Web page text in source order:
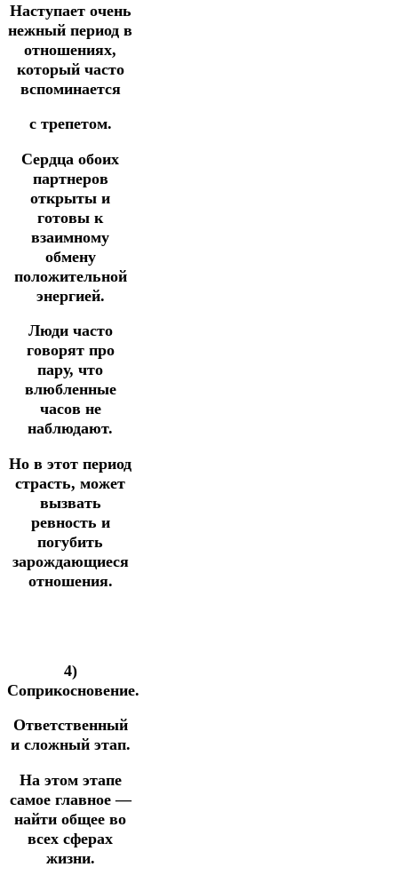
Наступает очень
нежный период в
отношениях,
который часто
вспоминается
с трепетом.
Сердца обоих
партнеров
открыты и
готовы к
взаимному
обмену
положительной
энергией.
Люди часто
говорят про
пару, что
влюбленные
часов не
наблюдают.
Но в этот период
страсть, может
вызвать
ревность и
погубить
зарождающиеся
отношения.
4)
Соприкосновение.
Ответственный
и сложный этап.
На этом этапе
самое главное —
найти общее во
всех сферах
жизни.